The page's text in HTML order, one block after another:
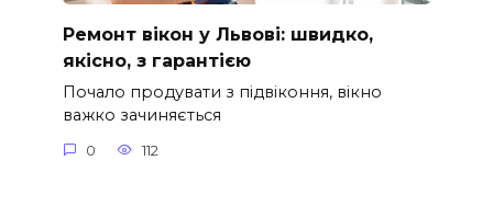
Ремонт вікон у Львові: швидко,
якісно, з гарантією
Почало продувати з підвіконня, вікно
важко зачиняється
0 112